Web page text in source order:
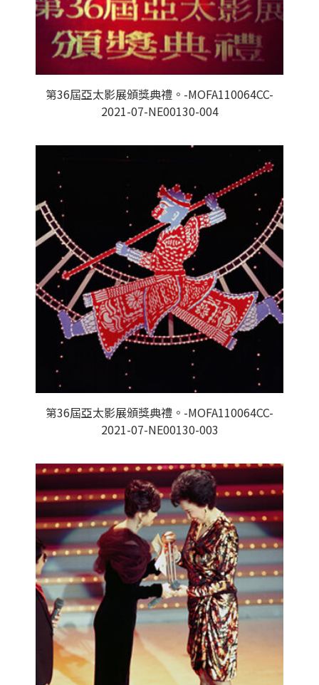
第36屆亞太影展頒獎典禮。-MOFA110064CC-
2021-07-NE00130-004
第36屆亞太影展頒獎典禮。-MOFA110064CC-
2021-07-NE00130-003